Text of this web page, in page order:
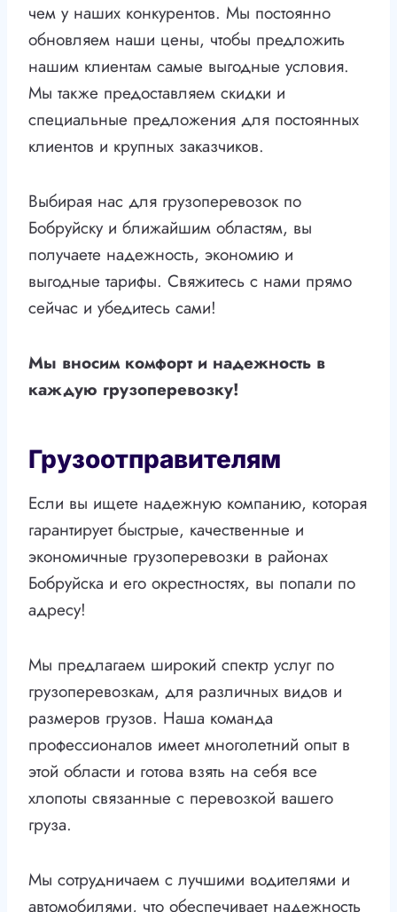
чем у наших конкурентов. Мы постоянно
обновляем наши цены, чтобы предложить
нашим клиентам самые выгодные условия.
Мы также предоставляем скидки и
специальные предложения для постоянных
клиентов и крупных заказчиков.
Выбирая нас для грузоперевозок по
Бобруйску и ближайшим областям, вы
получаете надежность, экономию и
выгодные тарифы. Свяжитесь с нами прямо
сейчас и убедитесь сами!
Мы вносим комфорт и надежность в
каждую грузоперевозку!
Грузоотправителям
Если вы ищете надежную компанию, которая
гарантирует быстрые, качественные и
экономичные грузоперевозки в районах
Бобруйска и его окрестностях, вы попали по
адресу!
Мы предлагаем широкий спектр услуг по
грузоперевозкам, для различных видов и
размеров грузов. Наша команда
профессионалов имеет многолетний опыт в
этой области и готова взять на себя все
хлопоты связанные с перевозкой вашего
груза.
Мы сотрудничаем с лучшими водителями и
автомобилями, что обеспечивает надежность